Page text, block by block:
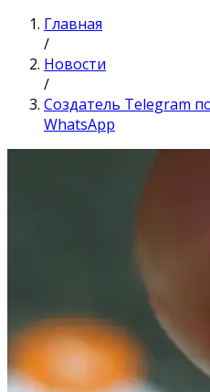
Главная
/
Новости
/
Создатель Telegram
WhatsApp